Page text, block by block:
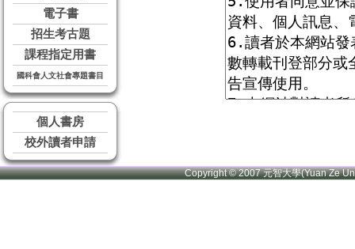
電子書
招生考古題
課程指定用書
國科會人文社會專題書目
個人書房
校外讀者申請
Copyright © 2007 元智大學(Yuan Ze